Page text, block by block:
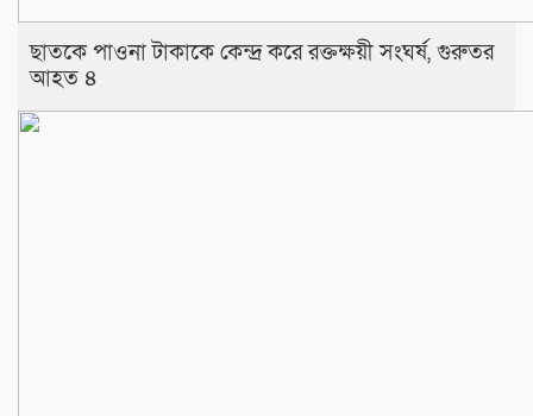
‎​ছাতকে পাওনা টাকাকে কেন্দ্র করে রক্তক্ষয়ী সংঘর্ষ, গুরুতর
আহত ৪